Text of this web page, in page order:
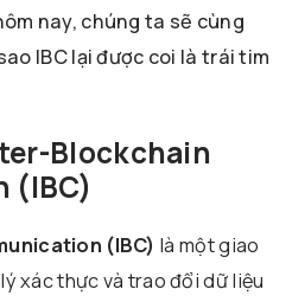
nay, chúng ta sẽ cùng
IBC lại được coi là trái tim
Blockchain
(IBC)
(IBC) là một giao
xác thực và trao đổi dữ liệu